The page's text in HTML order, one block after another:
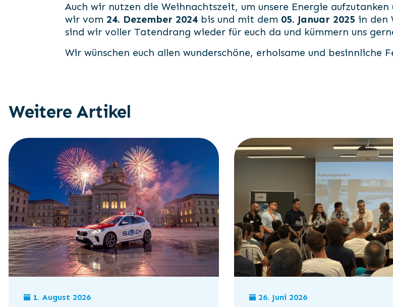
Auch wir nutzen die Weihnachtszeit, um unsere Energie
wir vom 24. Dezember 2024bis und mit dem 05. Januar 2025 in den
sind wir voller Tatendrang wieder für euch da und kümmern uns
Wir wünschen euch allen wunderschöne, erholsame und besinnliche
Weitere Artikel
1. August 2026 26. Juni 2026